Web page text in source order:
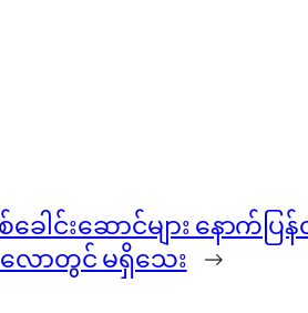
စ်ခေါင်းဆောင်များ နောက်
ာတွင် မရှိသေး →